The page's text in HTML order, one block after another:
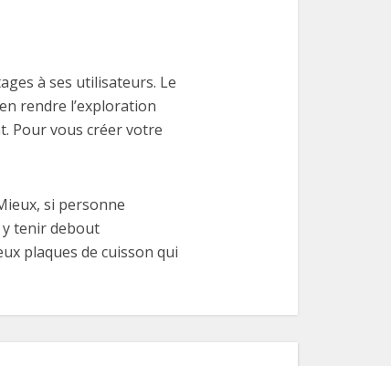
à ses utilisateurs. Le
rendre l’exploration
Pour vous créer votre
si personne
y tenir debout
plaques de cuisson qui